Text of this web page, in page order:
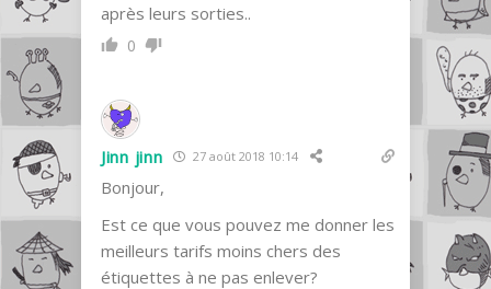
après leurs sorties..
0
Jinn jinn 27 août 2018 10:14
Bonjour,
Est ce que vous pouvez me donner les
meilleurs tarifs moins chers des
étiquettes à ne pas enlever?